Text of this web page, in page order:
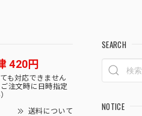
420円
も対応できません
注文時に日時指定
送料について
SEARCH
NOTICE